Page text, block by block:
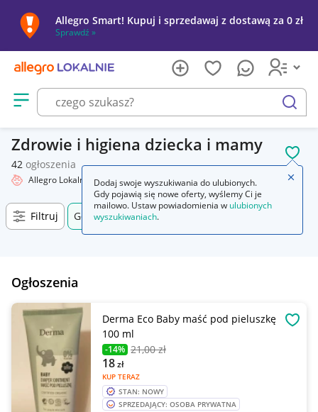
Allegro Smart! Kupuj i sprzedawaj z dostawą za 0 zł
Sprawdź »
Otwórz menu z kategoriami
szukaj
Zdrowie i higiena dziecka i mamy
42 ogłoszenia
Allegro Lokalnie Dziecko Zdrowie i higiena
Filtruj Gdynia, Pomorskie, +0 km
Ogłoszenia
Derma Eco Baby maść pod pieluszkę
100 ml
-14% 21,00 zł
KUP TERAZ
18zł
STAN: NOWY
SPRZEDAJĄCY: OSOBA PRYWATNA
Dodaj swoje wyszukiwania do ulubionych.
Gdy pojawią się nowe oferty, wyślemy Ci je
mailowo. Ustaw powiadomienia w ulubionych
wyszukiwaniach.